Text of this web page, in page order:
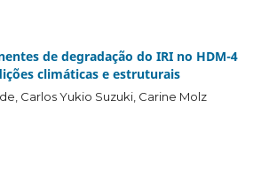
de degradação do IRI no HDM-4
climáticas e estruturais
Carlos Yukio Suzuki, Carine Molz